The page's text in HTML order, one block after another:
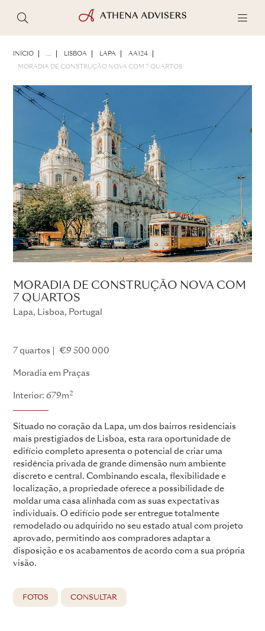
INÍCIO ... LISBOA LAPA AA124
MORADIA DE CONSTRUÇÃO NOVA COM 7 QUARTOS
MORADIA DE CONSTRUÇÃO NOVA COM
7 QUARTOS
Lapa, Lisboa, Portugal
7 quartos €9 500 000
Moradia em Praças
Interior: 679m2
Situado no coração da Lapa, um dos bairros residenciais
mais prestigiados de Lisboa, esta rara oportunidade de
edifício completo apresenta o potencial de criar uma
residência privada de grande dimensão num ambiente
discreto e central. Combinando escala, flexibilidade e
localização, a propriedade oferece a possibilidade de
moldar uma casa alinhada com as suas expectativas
individuais. O edifício pode ser entregue totalmente
remodelado ou adquirido no seu estado atual com projeto
aprovado, permitindo aos compradores adaptar a
disposição e os acabamentos de acordo com a sua própria
visão.
FOTOS CONSULTAR